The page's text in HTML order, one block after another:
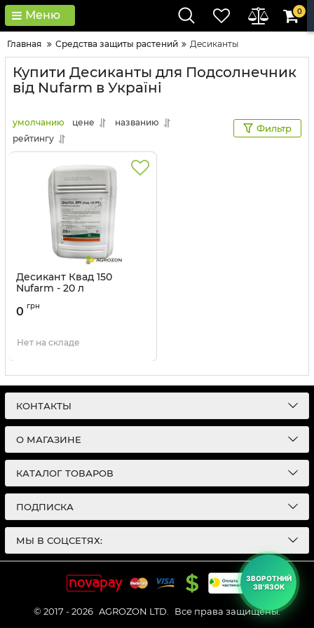
ЗВОРОТНИЙ
ЗВ'ЯЗОК
Меню 0
Главная Средства защиты растений Десиканты
Купити Десиканты для Подсолнечник
від Nufarm в Україні
умолчанию цене
названию
рейтингу
Фильтр
Десикант Квад 150
Nufarm - 20 л
0 грн
Нет на складе
КОНТАКТЫ
О МАГАЗИНЕ
КАТАЛОГ ТОВАРОВ
ПОДПИСКА
МЫ В СОЦСЕТЯХ:
© 2017 - 2026 AGROZON LTD. Все права защищены.